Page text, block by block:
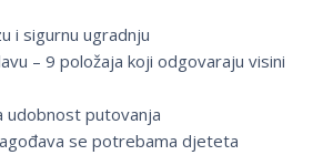
i sigurnu ugradnju
– 9 položaja koji odgovaraju visini
udobnost putovanja
se potrebama djeteta